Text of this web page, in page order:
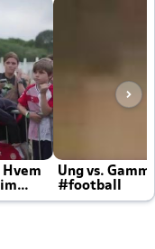
Hvem
Ung vs.
#football